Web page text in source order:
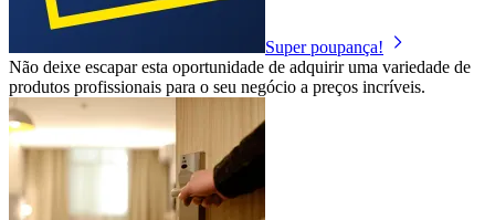
Super poupança!
Não deixe escapar esta oportunidade de adquirir uma variedade de
produtos profissionais para o seu negócio a preços incríveis.